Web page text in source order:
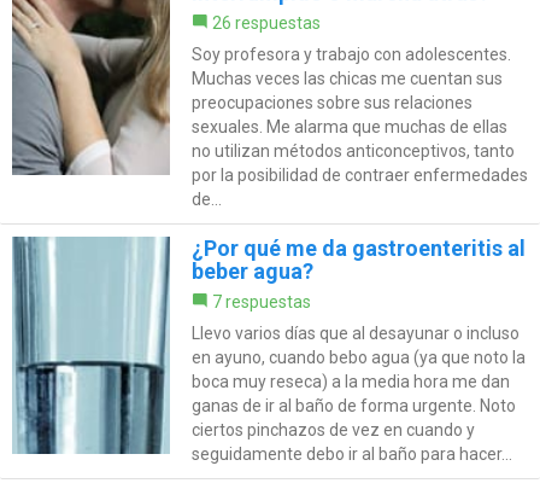
26 respuestas
Soy profesora y trabajo con adolescentes.
Muchas veces las chicas me cuentan sus
preocupaciones sobre sus relaciones
sexuales. Me alarma que muchas de ellas
no utilizan métodos anticonceptivos, tanto
por la posibilidad de contraer enfermedades
de...
¿Por qué me da gastroenteritis al
beber agua?
7 respuestas
Llevo varios días que al desayunar o incluso
en ayuno, cuando bebo agua (ya que noto la
boca muy reseca) a la media hora me dan
ganas de ir al baño de forma urgente. Noto
ciertos pinchazos de vez en cuando y
seguidamente debo ir al baño para hacer...